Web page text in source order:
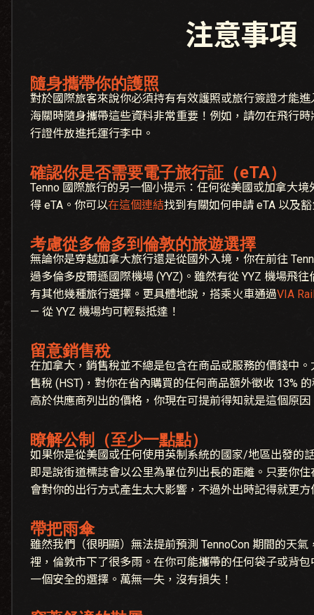
注意事項
隨身攜帶你的護照
對於國際旅客來說你必須持有有效護照或旅行簽證才能
海關時隨身攜帶這些資料非常重要！例如，請勿在飛行
行證件放進托運行李中。
確認你是否需要電子旅行証（eTA）
Tenno 國際旅行的另一個小提示：任何從美國或加拿大
得 eTA。你可以在這個連結找到有關如何申請 eTA 以及
考慮從多倫多到倫敦的旅遊選擇
無論你是穿越加拿大旅行還是從國外入境，你在前往
過多倫多皮爾遜國際機場 (YYZ)。雖然有從 YYZ 機場飛
有其他幾種旅行選擇。更具體地說，搭乘火車通過VIA
— 從 YYZ 機場均可輕鬆抵達！
留意銷售稅
在加拿大，銷售稅並不總是包含在商品或服務的價錢中
售稅 (HST)，對你在省內購買的任何商品額外徵收 13%
高於供應商列出的價格，你現在可提前得知就是這個原因
瞭解公制（至少一點點）
如果你是從美國或任何使用英制系統的國家/地區出發的
即是說街道標誌會以公里為單位列出長的距離。只要你
會對你的出行方式產生太大影響，不過外出時記得就更方
帶把雨傘
雖然我們（很明顯）無法提前預測 TennoCon 期間的天
裡，倫敦市下了很多雨。在你可能攜帶的任何袋子或背
一個安全的選擇。萬無一失，沒有損失！